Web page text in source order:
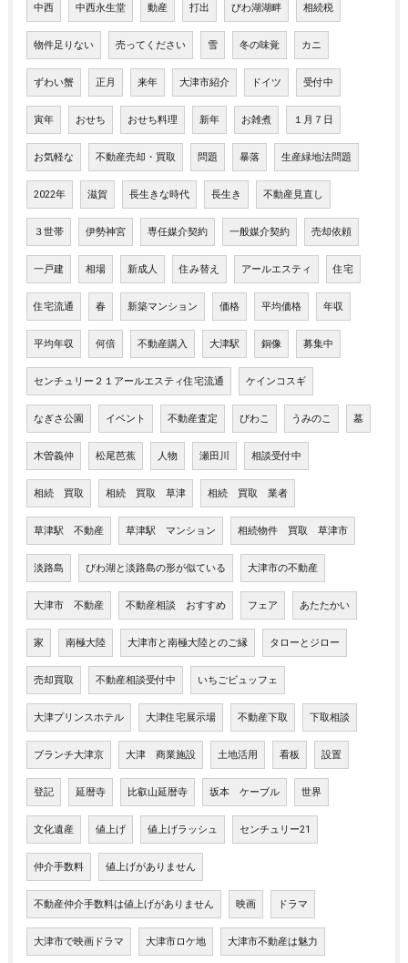
中西 中西永生堂 動産 打出 びわ湖湖畔 相続税
物件足りない 売ってください 雪 冬の味覚 カニ
ずわい蟹 正月 来年 大津市紹介 ドイツ 受付中
寅年 おせち おせち料理 新年 お雑煮 １月７日
お気軽な 不動産売却・買取 問題 暴落 生産緑地法問題
2022年 滋賀 長生きな時代 長生き 不動産見直し
３世帯 伊勢神宮 専任媒介契約 一般媒介契約 売却依頼
一戸建 相場 新成人 住み替え アールエスティ 住宅
住宅流通 春 新築マンション 価格 平均価格 年収
平均年収 何倍 不動産購入 大津駅 銅像 募集中
センチュリー２１アールエスティ住宅流通 ケインコスギ
なぎさ公園 イベント 不動産査定 びわこ うみのこ 墓
木曽義仲 松尾芭蕉 人物 瀬田川 相談受付中
相続 買取 相続 買取 草津 相続 買取 業者
草津駅 不動産 草津駅 マンション 相続物件 買取 草津市
淡路島 びわ湖と淡路島の形が似ている 大津市の不動産
大津市 不動産 不動産相談 おすすめ フェア あたたかい
家 南極大陸 大津市と南極大陸とのご縁 タローとジロー
売却買取 不動産相談受付中 いちごビュッフェ
大津プリンスホテル 大津住宅展示場 不動産下取 下取相談
ブランチ大津京 大津 商業施設 土地活用 看板 設置
登記 延暦寺 比叡山延暦寺 坂本 ケーブル 世界
文化遺産 値上げ 値上げラッシュ センチュリー21
仲介手数料 値上げがありません
不動産仲介手数料は値上げがありません 映画 ドラマ
大津市で映画ドラマ 大津市ロケ地 大津市不動産は魅力